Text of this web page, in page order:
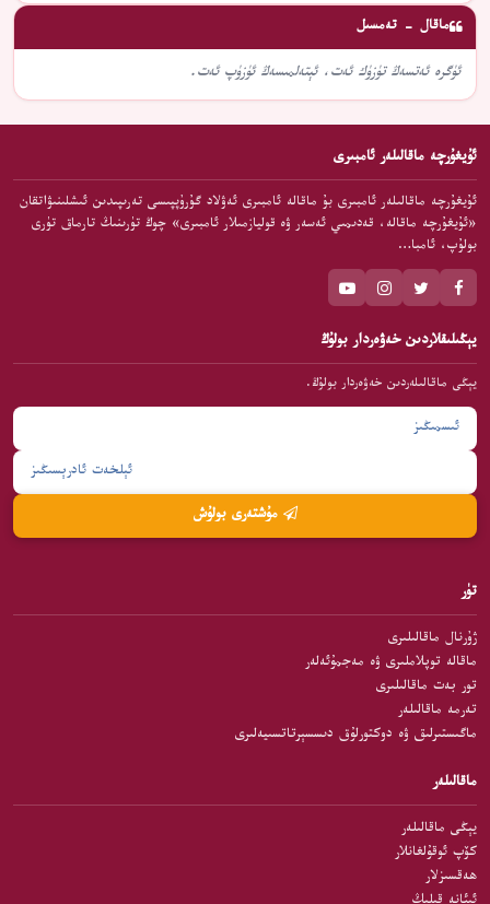
ماقال - تەمسىل
ئۈگرە ئەتسەڭ تۈزۈك ئەت، ئېتەلمىسەڭ ئۈزۈپ ئەت.
ئۇيغۇرچە ماقالىلەر ئامبىرى
ئۇيغۇرچە ماقالىلەر ئامبىرى بۇ ماقالە ئامبىرى ئەۋلاد گۇرۇپپىسى تەرىپىدىن ئىشلىنىۋاتقان
«ئۇيغۇرچە ماقالە، قەدىمىي ئەسەر ۋە قوليازمىلار ئامبىرى» چوڭ تۈرىنىڭ تارماق تۈرى
بولۇپ، ئامبا…
يېڭىلىقلاردىن خەۋەردار بولۇڭ
يېڭى ماقالىلەردىن خەۋەردار بولۇڭ.
تۈر
ژۇرنال ماقالىلىرى
ماقالە توپلاملىرى ۋە مەجمۇئەلەر
تور بەت ماقالىلىرى
تەرمە ماقالىلەر
ماگىستىرلىق ۋە دوكتورلۇق دىسسېرتاتسىيەلىرى
ماقالىلەر
يېڭى ماقالىلەر
كۆپ ئوقۇلغانلار
ھەقسىزلار